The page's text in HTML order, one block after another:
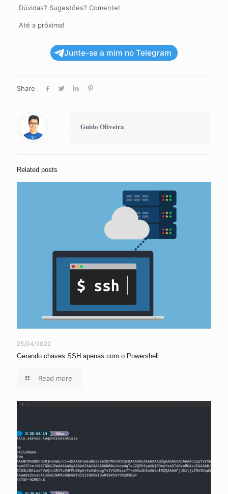
Dúvidas? Sugestões? Comente!
Até a próxima!
Junte-se a mim no Telegram
Share
Guido Oliveira
Related posts
25/04/2022
Gerando chaves SSH apenas com o Powershell
Read more